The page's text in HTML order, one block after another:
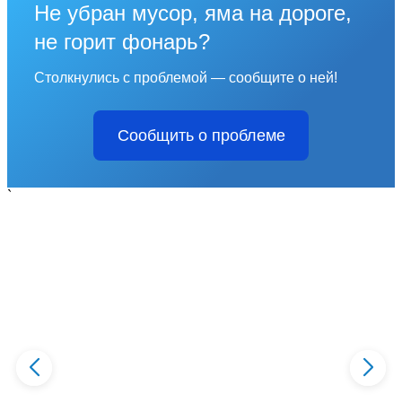
Не убран мусор, яма на дороге,
не горит фонарь?
Столкнулись с проблемой — сообщите о ней!
Сообщить о проблеме
`